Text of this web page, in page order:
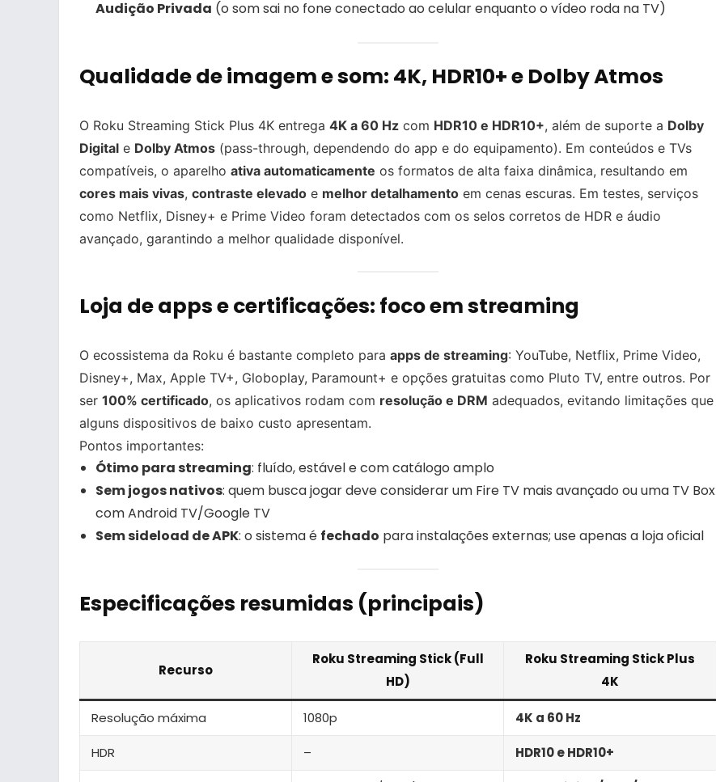
Audição Privada (o som sai no fone conectado ao celular enquanto o vídeo roda na TV)
Qualidade de imagem e som: 4K, HDR10+ e Dolby Atmos
O Roku Streaming Stick Plus 4K entrega 4K a 60 Hz com HDR10 e HDR10+, além de suporte a Dolby
Digital e Dolby Atmos (pass-through, dependendo do app e do equipamento). Em conteúdos e TVs
compatíveis, o aparelho ativa automaticamente os formatos de alta faixa dinâmica, resultando em
cores mais vivas, contraste elevado e melhor detalhamento em cenas escuras. Em testes, serviços
como Netflix, Disney+ e Prime Video foram detectados com os selos corretos de HDR e áudio
avançado, garantindo a melhor qualidade disponível.
Loja de apps e certificações: foco em streaming
O ecossistema da Roku é bastante completo para apps de streaming: YouTube, Netflix, Prime Video,
Disney+, Max, Apple TV+, Globoplay, Paramount+ e opções gratuitas como Pluto TV, entre outros. Por
ser 100% certificado, os aplicativos rodam com resolução e DRM adequados, evitando limitações que
alguns dispositivos de baixo custo apresentam.
Pontos importantes:
Ótimo para streaming: fluído, estável e com catálogo amplo
Sem jogos nativos: quem busca jogar deve considerar um Fire TV mais avançado ou uma TV Box
com Android TV/Google TV
Sem sideload de APK: o sistema é fechado para instalações externas; use apenas a loja oficial
Especificações resumidas (principais)
Recurso
Roku Streaming Stick (Full
HD)
Roku Streaming Stick Plus
4K
Resolução máxima 1080p 4K a 60 Hz
HDR – HDR10 e HDR10+